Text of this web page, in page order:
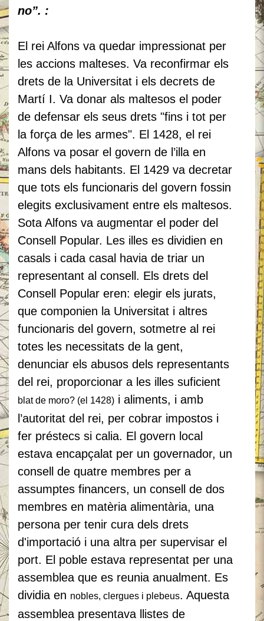
no”. :
El rei Alfons va quedar impressionat per
les accions malteses. Va reconfirmar els
drets de la Universitat i els decrets de
Martí I. Va donar als maltesos el poder
de defensar els seus drets "fins i tot per
la força de les armes". El 1428, el rei
Alfons va posar el govern de l’illa en
mans dels habitants. El 1429 va decretar
que tots els funcionaris del govern fossin
elegits exclusivament entre els maltesos.
Sota Alfons va augmentar el poder del
Consell Popular. Les illes es dividien en
casals i cada casal havia de triar un
representant al consell. Els drets del
Consell Popular eren: elegir els jurats,
que componien la Universitat i altres
funcionaris del govern, sotmetre al rei
totes les necessitats de la gent,
denunciar els abusos dels representants
del rei, proporcionar a les illes suficient
blat de moro? (el 1428) i aliments, i amb
l’autoritat del rei, per cobrar impostos i
fer préstecs si calia. El govern local
estava encapçalat per un governador, un
consell de quatre membres per a
assumptes financers, un consell de dos
membres en matèria alimentària, una
persona per tenir cura dels drets
d'importació i una altra per supervisar el
port. El poble estava representat per una
assemblea que es reunia anualment. Es
dividia en nobles, clergues i plebeus. Aquesta
assemblea presentava llistes de